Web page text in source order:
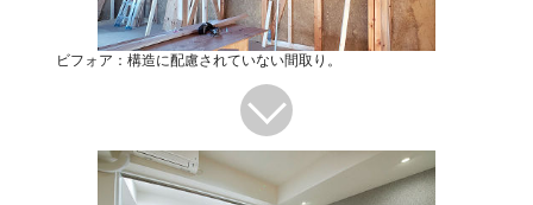
ビフォア：構造に配慮されていない間取り。